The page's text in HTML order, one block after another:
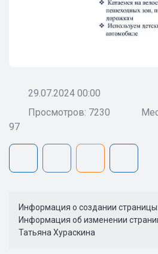
29.07.2024 00:00
Просмотров: 7230
97
Информация о создании
Информация об изменении
Татьяна Хураскина